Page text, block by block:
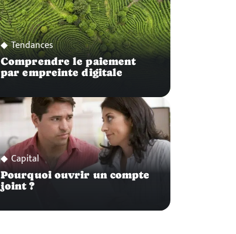
Tendances
Comprendre le paiement
par empreinte digitale
Capital
Pourquoi ouvrir un compte
joint ?